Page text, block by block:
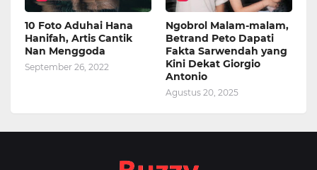
10 Foto Aduhai Hana
Hanifah, Artis Cantik
Nan Menggoda
September 26, 2022
Ngobrol Malam-malam,
Betrand Peto Dapati
Fakta Sarwendah yang
Kini Dekat Giorgio
Antonio
Agustus 20, 2025